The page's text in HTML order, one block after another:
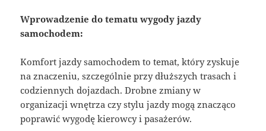
Wprowadzenie do tematu wygody jazdy
samochodem:
Komfort jazdy samochodem to temat, który zyskuje
na znaczeniu, szczególnie przy dłuższych trasach i
codziennych dojazdach. Drobne zmiany w
organizacji wnętrza czy stylu jazdy mogą znacząco
poprawić wygodę kierowcy i pasażerów.